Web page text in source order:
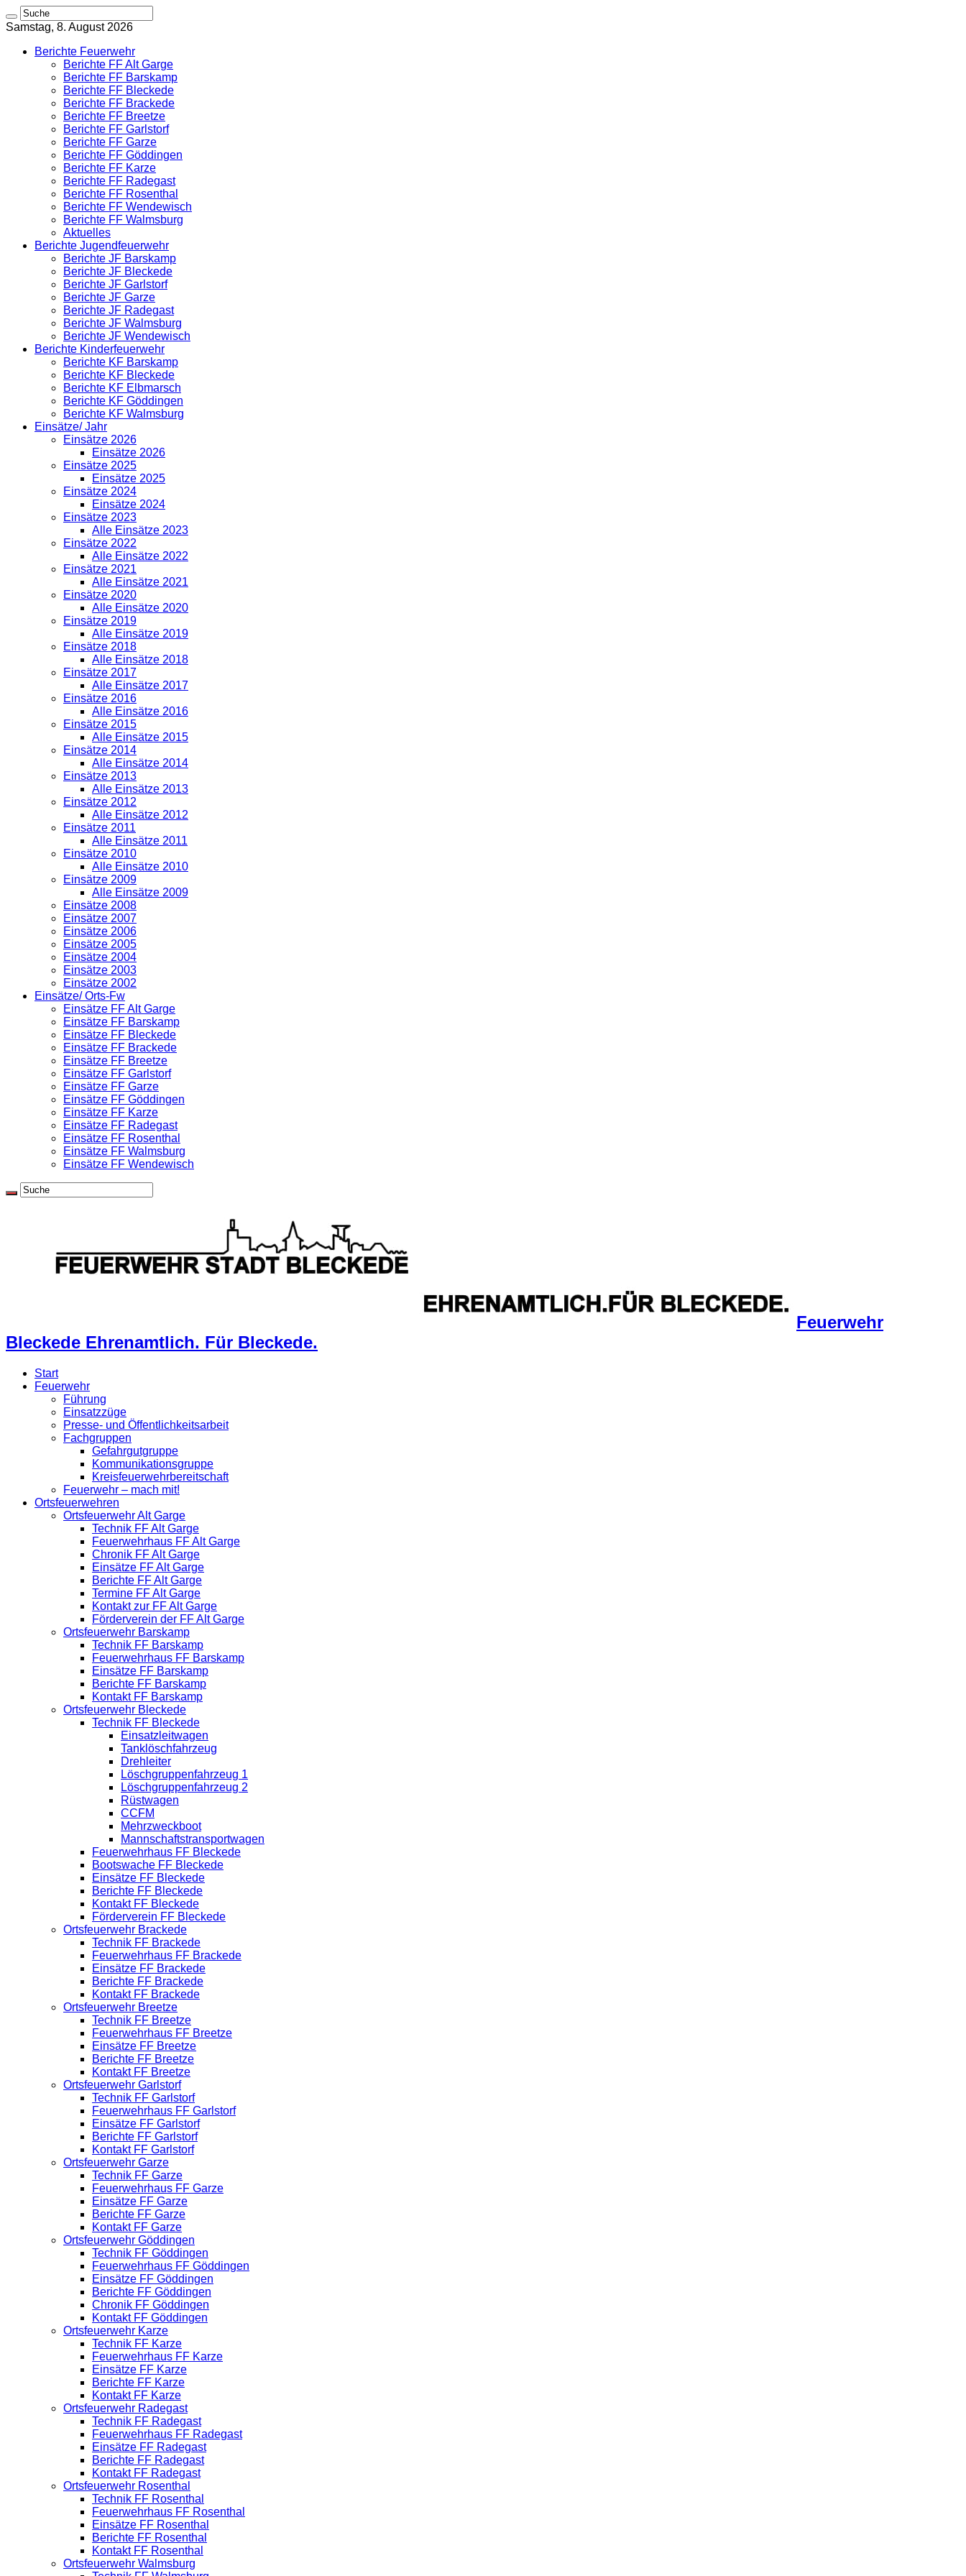
Samstag, 8. August 2026
Berichte Feuerwehr
Berichte FF Alt Garge
Berichte FF Barskamp
Berichte FF Bleckede
Berichte FF Brackede
Berichte FF Breetze
Berichte FF Garlstorf
Berichte FF Garze
Berichte FF Göddingen
Berichte FF Karze
Berichte FF Radegast
Berichte FF Rosenthal
Berichte FF Wendewisch
Berichte FF Walmsburg
Aktuelles
Berichte Jugendfeuerwehr
Berichte JF Barskamp
Berichte JF Bleckede
Berichte JF Garlstorf
Berichte JF Garze
Berichte JF Radegast
Berichte JF Walmsburg
Berichte JF Wendewisch
Berichte Kinderfeuerwehr
Berichte KF Barskamp
Berichte KF Bleckede
Berichte KF Elbmarsch
Berichte KF Göddingen
Berichte KF Walmsburg
Einsätze/ Jahr
Einsätze 2026
Einsätze 2026
Einsätze 2025
Einsätze 2025
Einsätze 2024
Einsätze 2024
Einsätze 2023
Alle Einsätze 2023
Einsätze 2022
Alle Einsätze 2022
Einsätze 2021
Alle Einsätze 2021
Einsätze 2020
Alle Einsätze 2020
Einsätze 2019
Alle Einsätze 2019
Einsätze 2018
Alle Einsätze 2018
Einsätze 2017
Alle Einsätze 2017
Einsätze 2016
Alle Einsätze 2016
Einsätze 2015
Alle Einsätze 2015
Einsätze 2014
Alle Einsätze 2014
Einsätze 2013
Alle Einsätze 2013
Einsätze 2012
Alle Einsätze 2012
Einsätze 2011
Alle Einsätze 2011
Einsätze 2010
Alle Einsätze 2010
Einsätze 2009
Alle Einsätze 2009
Einsätze 2008
Einsätze 2007
Einsätze 2006
Einsätze 2005
Einsätze 2004
Einsätze 2003
Einsätze 2002
Einsätze/ Orts-Fw
Einsätze FF Alt Garge
Einsätze FF Barskamp
Einsätze FF Bleckede
Einsätze FF Brackede
Einsätze FF Breetze
Einsätze FF Garlstorf
Einsätze FF Garze
Einsätze FF Göddingen
Einsätze FF Karze
Einsätze FF Radegast
Einsätze FF Rosenthal
Einsätze FF Walmsburg
Einsätze FF Wendewisch
Feuerwehr
Bleckede Ehrenamtlich. Für Bleckede.
Start
Feuerwehr
Führung
Einsatzzüge
Presse- und Öffentlichkeitsarbeit
Fachgruppen
Gefahrgutgruppe
Kommunikationsgruppe
Kreisfeuerwehrbereitschaft
Feuerwehr – mach mit!
Ortsfeuerwehren
Ortsfeuerwehr Alt Garge
Technik FF Alt Garge
Feuerwehrhaus FF Alt Garge
Chronik FF Alt Garge
Einsätze FF Alt Garge
Berichte FF Alt Garge
Termine FF Alt Garge
Kontakt zur FF Alt Garge
Förderverein der FF Alt Garge
Ortsfeuerwehr Barskamp
Technik FF Barskamp
Feuerwehrhaus FF Barskamp
Einsätze FF Barskamp
Berichte FF Barskamp
Kontakt FF Barskamp
Ortsfeuerwehr Bleckede
Technik FF Bleckede
Einsatzleitwagen
Tanklöschfahrzeug
Drehleiter
Löschgruppenfahrzeug 1
Löschgruppenfahrzeug 2
Rüstwagen
CCFM
Mehrzweckboot
Mannschaftstransportwagen
Feuerwehrhaus FF Bleckede
Bootswache FF Bleckede
Einsätze FF Bleckede
Berichte FF Bleckede
Kontakt FF Bleckede
Förderverein FF Bleckede
Ortsfeuerwehr Brackede
Technik FF Brackede
Feuerwehrhaus FF Brackede
Einsätze FF Brackede
Berichte FF Brackede
Kontakt FF Brackede
Ortsfeuerwehr Breetze
Technik FF Breetze
Feuerwehrhaus FF Breetze
Einsätze FF Breetze
Berichte FF Breetze
Kontakt FF Breetze
Ortsfeuerwehr Garlstorf
Technik FF Garlstorf
Feuerwehrhaus FF Garlstorf
Einsätze FF Garlstorf
Berichte FF Garlstorf
Kontakt FF Garlstorf
Ortsfeuerwehr Garze
Technik FF Garze
Feuerwehrhaus FF Garze
Einsätze FF Garze
Berichte FF Garze
Kontakt FF Garze
Ortsfeuerwehr Göddingen
Technik FF Göddingen
Feuerwehrhaus FF Göddingen
Einsätze FF Göddingen
Berichte FF Göddingen
Chronik FF Göddingen
Kontakt FF Göddingen
Ortsfeuerwehr Karze
Technik FF Karze
Feuerwehrhaus FF Karze
Einsätze FF Karze
Berichte FF Karze
Kontakt FF Karze
Ortsfeuerwehr Radegast
Technik FF Radegast
Feuerwehrhaus FF Radegast
Einsätze FF Radegast
Berichte FF Radegast
Kontakt FF Radegast
Ortsfeuerwehr Rosenthal
Technik FF Rosenthal
Feuerwehrhaus FF Rosenthal
Einsätze FF Rosenthal
Berichte FF Rosenthal
Kontakt FF Rosenthal
Ortsfeuerwehr Walmsburg